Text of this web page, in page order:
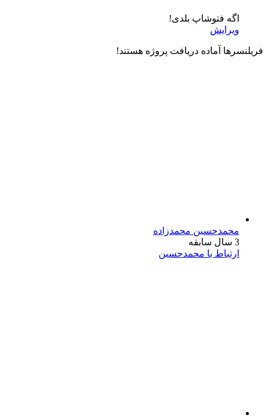
اگه فتوشاپ بلدی!
ویرایش
فریلنسرها آماده دریافت پروژه هستند!
محمدحسین محمدزاده
3 سال سابقه
ارتباط با محمدحسین